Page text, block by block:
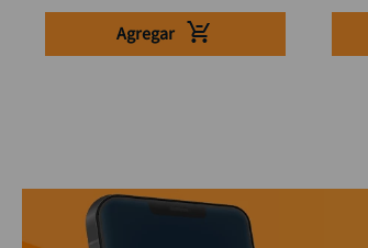
Agregar